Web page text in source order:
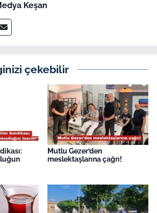
Keşan
çekebilir
Mutlu Gezer’den
meslektaşlarına çağrı!